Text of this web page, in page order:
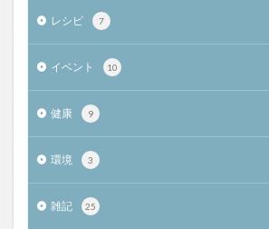
レシピ 7
イベント 10
健康 9
環境 3
雑記 25